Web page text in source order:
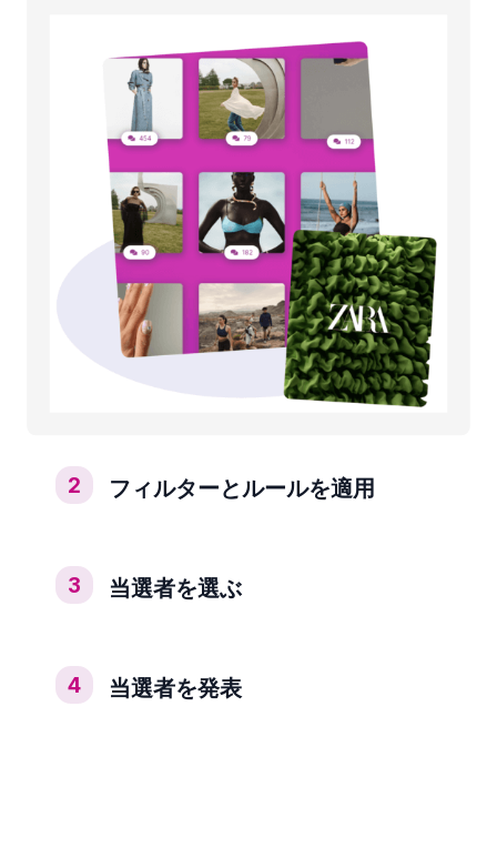
2 フィルターとルールを適用
3 当選者を選ぶ
4 当選者を発表